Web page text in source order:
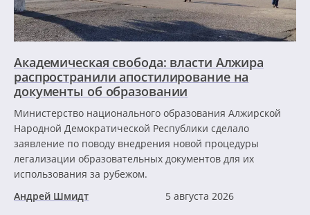
Академическая свобода: власти Алжира
распространили апостилирование на
документы об образовании
Министерство национального образования Алжирской
Народной Демократической Республики сделало
заявление по поводу внедрения новой процедуры
легализации образовательных документов для их
использования за рубежом.
Андрей Шмидт
5 августа 2026